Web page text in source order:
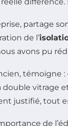
partage
de l’
avons pu
témoigne
double vitrage
justifié, tout
de